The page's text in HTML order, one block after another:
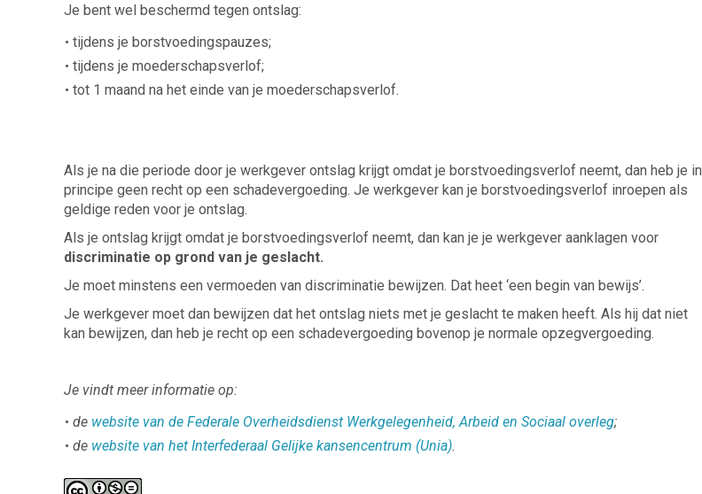
Je bent wel beschermd tegen ontslag:
tijdens je borstvoedingspauzes;
tijdens je moederschapsverlof;
tot 1 maand na het einde van je moederschapsverlof.
Als je na die periode door je werkgever ontslag krijgt omdat je borstvoedingsverlof neemt, dan heb je in
principe geen recht op een schadevergoeding. Je werkgever kan je borstvoedingsverlof inroepen als
geldige reden voor je ontslag.
Als je ontslag krijgt omdat je borstvoedingsverlof neemt, dan kan je je werkgever aanklagen voor
discriminatie op grond van je geslacht.
Je moet minstens een vermoeden van discriminatie bewijzen. Dat heet ‘een begin van bewijs’.
Je werkgever moet dan bewijzen dat het ontslag niets met je geslacht te maken heeft. Als hij dat niet
kan bewijzen, dan heb je recht op een schadevergoeding bovenop je normale opzegvergoeding.
Je vindt meer informatie op:
de website van de Federale Overheidsdienst Werkgelegenheid, Arbeid en Sociaal overleg;
de website van het Interfederaal Gelijke kansencentrum (Unia).